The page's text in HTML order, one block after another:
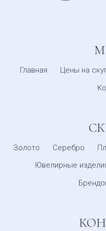
Главная Цены на
Золото Серебро
Ювелирные